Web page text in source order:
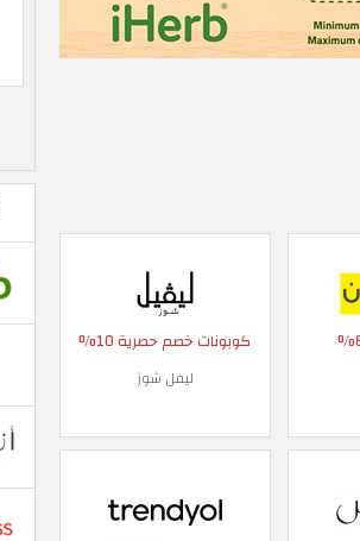
كوبونات خصم حصرية 10%
ليفل شوز